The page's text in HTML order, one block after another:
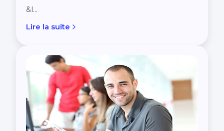
&l...
Lire la suite